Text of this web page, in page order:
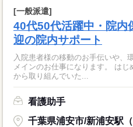
[一般派遣]
40代50代活躍中・院内
迎の院内サポート
入院患者様の移動のお手伝いや、
メインのお仕事になります。 は
から取り組んでいた...
看護助手
千葉県浦安市/新浦安駅（